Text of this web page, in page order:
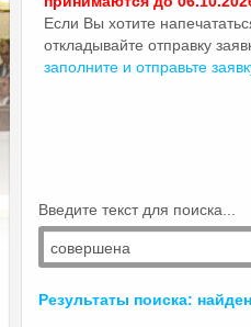
Если Вы хотите
откладывайте отправку
заполните и отправьте
Введите текст для поиска...
Результаты поиска: